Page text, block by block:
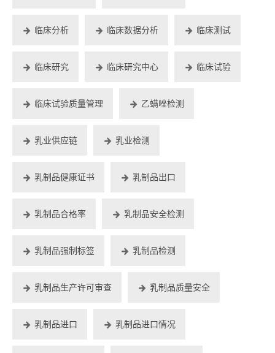
临床分析 临床数据分析 临床测试
临床研究 临床研究中心 临床试验
临床试验质量管理 乙螨唑检测
乳业供应链 乳业检测
乳制品健康证书 乳制品出口
乳制品合格率 乳制品安全检测
乳制品强制标签 乳制品检测
乳制品生产许可审查 乳制品质量安全
乳制品进口 乳制品进口情况